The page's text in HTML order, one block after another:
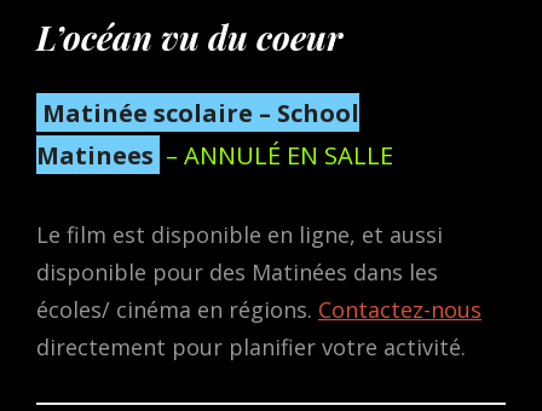
L’océan vu du coeur
Matinée scolaire – School
Matinees – ANNULÉ EN SALLE
Le film est disponible en ligne, et aussi
disponible pour des Matinées dans les
écoles/ cinéma en régions. Contactez-nous
directement pour planifier votre activité.